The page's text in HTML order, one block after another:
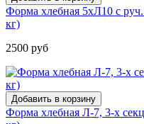
Форма хлебная 5хЛ10 с
кг)
2500 руб
Форма хлебная Л-7, 3-х